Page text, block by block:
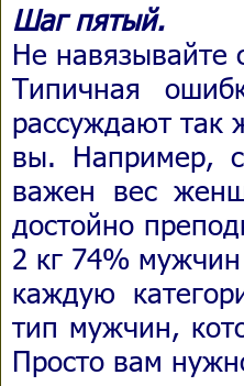
Шаг пятый.
Не навязывайте
Типичная
рассуждают так
вы. Например,
важен вес
достойно
2 кг 74%
каждую
тип мужчин,
Просто вам